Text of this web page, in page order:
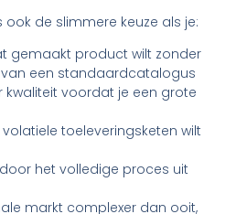
de slimmere keuze als je:
gemaakt product wilt zonder
een standaardcatalogus
kwaliteit voordat je een grote
toeleveringsketen wilt
het volledige proces uit
markt complexer dan ooit,